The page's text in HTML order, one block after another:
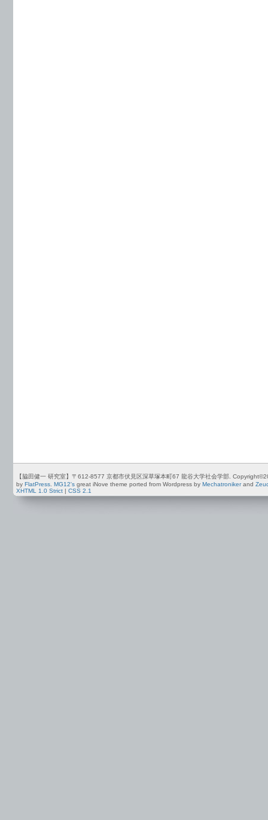
【脇田健一 研究室】〒612-8577 京都市伏見区深草塚本町67 龍谷大学社会学部.
by FlatPress. MG12's great iNove theme ported from Wordpress by Mechatronikerand
XHTML 1.0 Strict
CSS 2.1